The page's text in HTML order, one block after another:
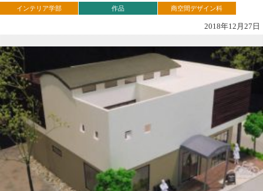
インテリア学部 作品 商空間デザイン科
2018年12月27日